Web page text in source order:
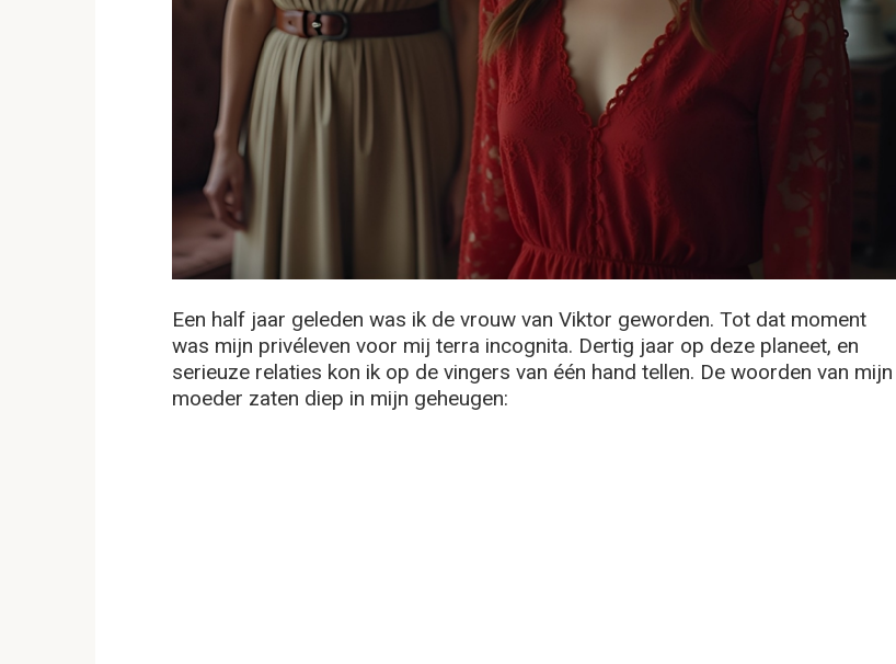
Een half jaar geleden was ik de vrouw van Viktor geworden. Tot dat moment
was mijn privéleven voor mij terra incognita. Dertig jaar op deze planeet, en
serieuze relaties kon ik op de vingers van één hand tellen. De woorden van mijn
moeder zaten diep in mijn geheugen: